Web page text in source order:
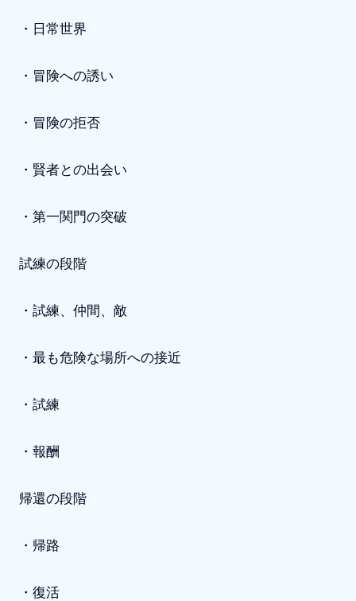
・日常世界
・冒険への誘い
・冒険の拒否
・賢者との出会い
・第一関門の突破
試練の段階
・試練、仲間、敵
・最も危険な場所への接近
・試練
・報酬
帰還の段階
・帰路
・復活